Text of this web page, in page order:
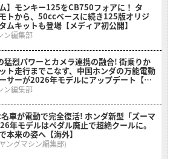
ム】モンキー125をCB750フォアに！ タ
トから、50ccベースに続き125版オリジ
ムキットも登場【メディア初公開】
ン編集部
猛烈パワーとカメラ連携の融合! 街乗りか
ト走行までこなす、中国ホンダの万能電動
サーが2026年モデルにアップデート【海
ン編集部
車が電動で完全復活! ホンダ新型「ズーマ
年モデルはペダル廃止で超絶クールに。
本来の姿へ【海外】
ングマシン編集部)